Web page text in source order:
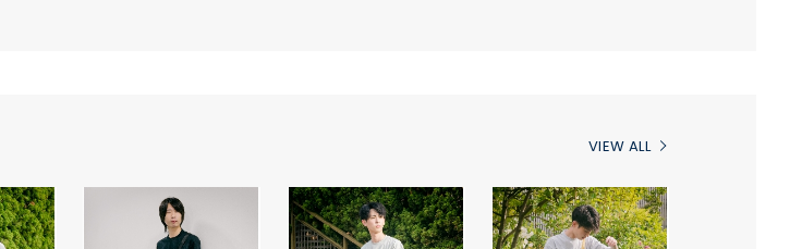
VIEW ALL